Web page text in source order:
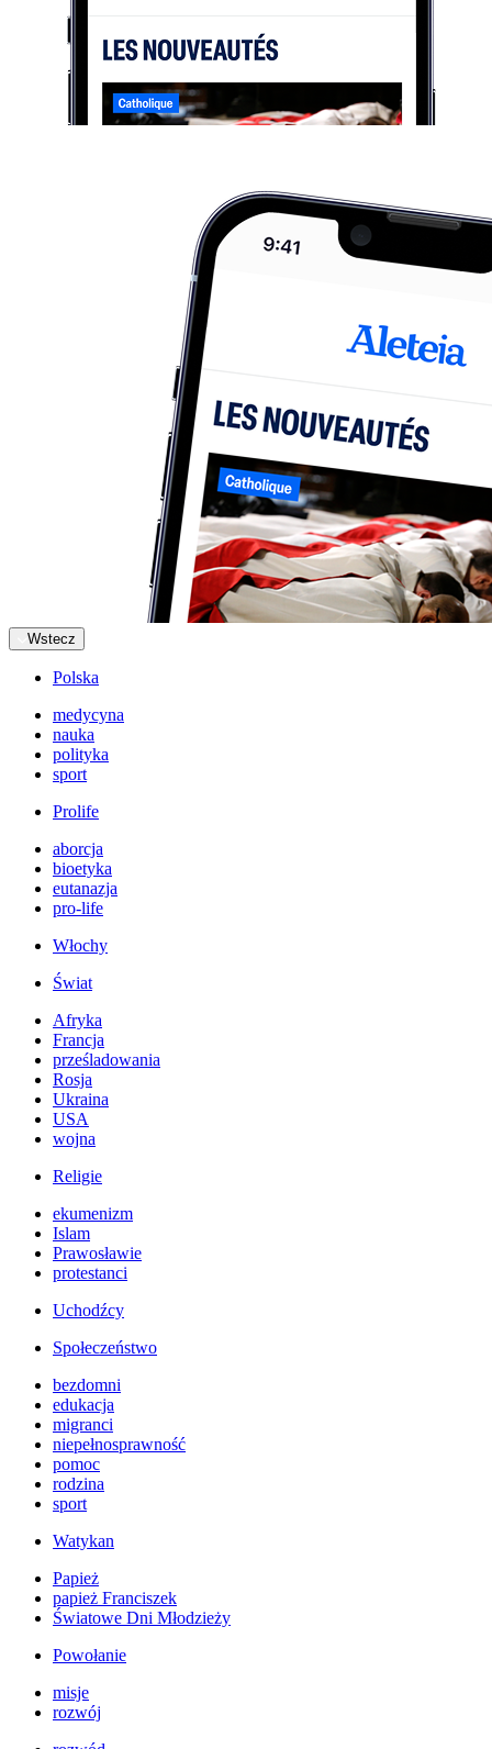
Wstecz
Polska
medycyna
nauka
polityka
sport
Prolife
aborcja
bioetyka
eutanazja
pro-life
Włochy
Świat
Afryka
Francja
prześladowania
Rosja
Ukraina
USA
wojna
Religie
ekumenizm
Islam
Prawosławie
protestanci
Uchodźcy
Społeczeństwo
bezdomni
edukacja
migranci
niepełnosprawność
pomoc
rodzina
sport
Watykan
Papież
papież Franciszek
Światowe Dni Młodzieży
Powołanie
misje
rozwój